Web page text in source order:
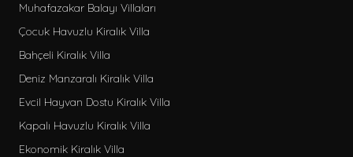
Muhafazakar Balayı Villaları
Çocuk Havuzlu Kiralık Villa
Bahçeli Kiralık Villa
Deniz Manzaralı Kiralık Villa
Evcil Hayvan Dostu Kiralık Villa
Kapalı Havuzlu Kiralık Villa
Ekonomik Kiralık Villa